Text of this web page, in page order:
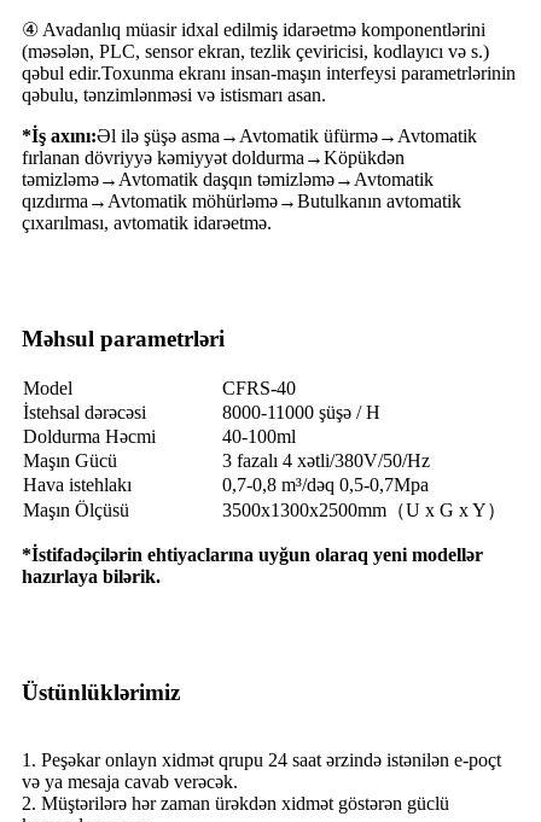
④ Avadanlıq müasir idxal edilmiş idarəetmə komponentlərini
(məsələn, PLC, sensor ekran, tezlik çeviricisi, kodlayıcı və s.)
qəbul edir.Toxunma ekranı insan-maşın interfeysi parametrlərinin
qəbulu, tənzimlənməsi və istismarı asan.
*İş axını:Əl ilə şüşə asma→Avtomatik üfürmə→Avtomatik
fırlanan dövriyyə kəmiyyət doldurma→Köpükdən
təmizləmə→Avtomatik daşqın təmizləmə→Avtomatik
qızdırma→Avtomatik möhürləmə→Butulkanın avtomatik
çıxarılması, avtomatik idarəetmə.
Məhsul parametrləri
Model
CFRS-40
İstehsal dərəcəsi
8000-11000 şüşə / H
Doldurma Həcmi
40-100ml
Maşın Gücü
3 fazalı 4 xətli/380V/50/Hz
Hava istehlakı
0,7-0,8 m³/dəq 0,5-0,7Mpa
Maşın Ölçüsü
3500x1300x2500mm（U x G x Y）
*İstifadəçilərin ehtiyaclarına uyğun olaraq yeni modellər
hazırlaya bilərik.
Üstünlüklərimiz
1. Peşəkar onlayn xidmət qrupu 24 saat ərzində istənilən e-poçt
və ya mesaja cavab verəcək.
2. Müştərilərə hər zaman ürəkdən xidmət göstərən güclü